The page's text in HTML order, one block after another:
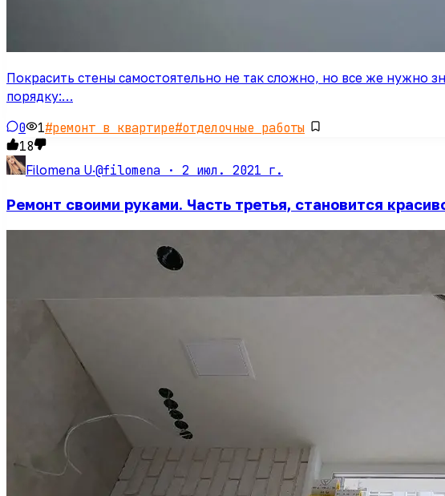
Покрасить стены самостоятельно не так сложно, но все же нужно
порядку:…
0 1#ремонт в квартире#отделочные работы
18
Filomena U·@filomena · 2 июл. 2021 г.
Ремонт своими руками. Часть третья, становится